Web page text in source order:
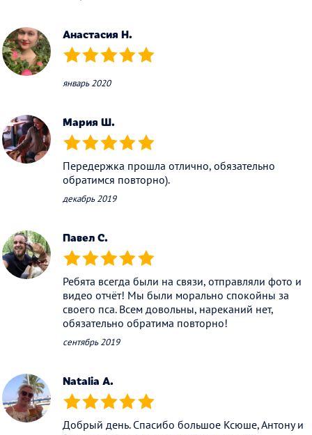
Анастасия Н.
(*) (*) (*) (*) (*)
январь 2020
Мария Ш.
(*) (*) (*) (*) (*)
Передержка прошла отлично, обязательно
обратимся повторно).
декабрь 2019
Павел С.
(*) (*) (*) (*) (*)
Ребята всегда были на связи, отправляли фото и
видео отчёт! Мы были морально спокойны за
своего пса. Всем довольны, нареканий нет,
обязательно обратима повторно!
сентябрь 2019
Natalia A.
(*) (*) (*) (*) (*)
Добрый день. Спасибо большое Ксюше, Антону и